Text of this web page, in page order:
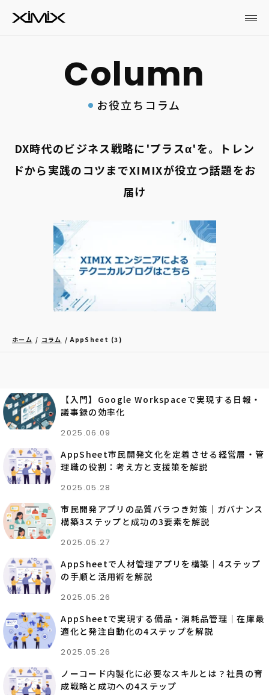
お役立ちコラム
DX時代のビジネス戦略に'プラスα'を。トレン
ドから実践のコツまでXIMIXが役立つ話題をお
届け
ホーム コラム AppSheet (3)
【入門】Google Workspaceで実現する日報・
議事録の効率化
2025.06.09
AppSheet市民開発文化を定着させる経営層・管
理職の役割：考え方と支援策を解説
2025.05.28
市民開発アプリの品質バラつき対策｜ガバナンス
構築3ステップと成功の3要素を解説
2025.05.27
AppSheetで人材管理アプリを構築｜4ステップ
の手順と活用術を解説
2025.05.26
AppSheetで実現する備品・消耗品管理｜在庫最
適化と発注自動化の4ステップを解説
2025.05.26
ノーコード内製化に必要なスキルとは？社員の育
成戦略と成功への4ステップ